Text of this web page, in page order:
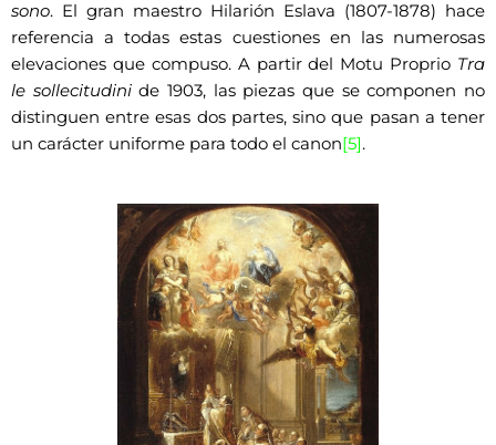
sono. El gran maestro Hilarión Eslava (1807-1878) hace
referencia a todas estas cuestiones en las numerosas
elevaciones que compuso. A partir del Motu Proprio Tra
le sollecitudinide 1903, las piezas que se componen no
distinguen entre esas dos partes, sino que pasan a tener
un carácter uniforme para todo el canon[5].